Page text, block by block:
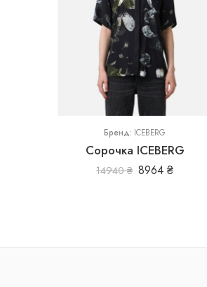
Бренд: ICEBERG
Сорочка ICEBERG
14940₴ 8964 ₴
44